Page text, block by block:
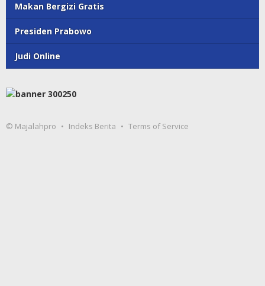
Makan Bergizi Gratis
Presiden Prabowo
Judi Online
© Majalahpro Indeks Berita Terms of Service